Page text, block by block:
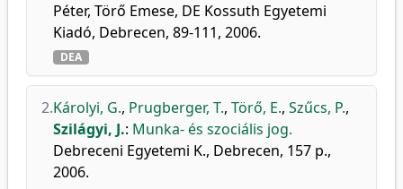
Péter, Törő Emese, DE Kossuth Egyetemi
Kiadó, Debrecen, 89-111, 2006.
DEA
2.Károlyi, G., Prugberger, T., Törő, E., Szűcs, P.,
Szilágyi, J.: Munka- és szociális jog.
Debreceni Egyetemi K., Debrecen, 157 p.,
2006.